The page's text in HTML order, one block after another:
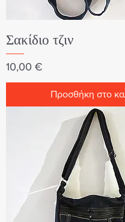
Σακίδιο τζιν
Τιμή
10,00 €
Προσθήκη στο